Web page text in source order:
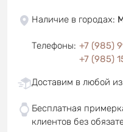
Наличие в городах:
Телефоны: +7 (985)
+7 (985)
Доставим в любой
Бесплатная
клиентов без